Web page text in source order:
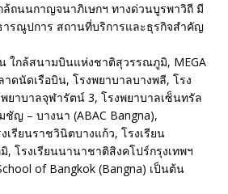
ถนนกาญจนาภิเษกฯ ทางด่วนบูรพาวิถี มี
รณูปการ สถานที่บริการและธุรกิจสำคัญ
ใกล้สนามบินแห่งชาติสุวรรณภูมิ, MEGA
ดนัดเรือบิน, โรงพยาบาลบางพลี, โรง
ยาบาลจุฬารัตน์ 3, โรงพยาบาลเซ็นทรัล
ญ – บางนา (ABAC Bangna),
เรียนราชวินิตบางแก้ว, โรงเรียน
โรงเรียนนานาชาติสิงคโปร์กรุงเทพฯ
of Bangkok (Bangna) เป็นต้น